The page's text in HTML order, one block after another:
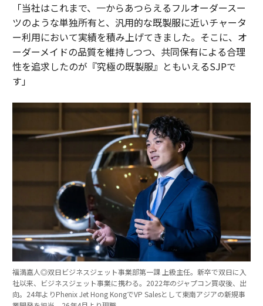
「当社はこれまで、一からあつらえるフルオーダースー
ツのような単独所有と、汎用的な既製服に近いチャータ
ー利用において実績を積み上げてきました。そこに、オ
ーダーメイドの品質を維持しつつ、共同保有による合理
性を追求したのが『究極の既製服』ともいえるSJPで
す」
福満嘉人◎双日ビジネスジェット事業部第一課 上級主任。新卒で双日に入
社以来、ビジネスジェット事業に携わる。2022年のジャプコン買収後、出
向。24年よりPhenix Jet Hong KongでVP Salesとして東南アジアの新規事